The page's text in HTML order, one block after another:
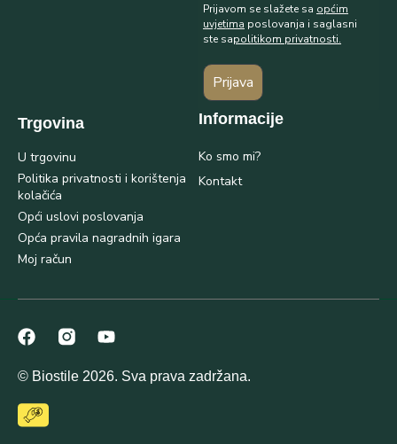
Prijavom se slažete sa općim
uvjetima poslovanja i saglasni
ste sapolitikom privatnosti.
Prijava
Trgovina
U trgovinu
Politika privatnosti i korištenja
kolačića
Opći uslovi poslovanja
Opća pravila nagradnih igara
Moj račun
Informacije
Ko smo mi?
Kontakt
© Biostile 2026. Sva prava zadržana.